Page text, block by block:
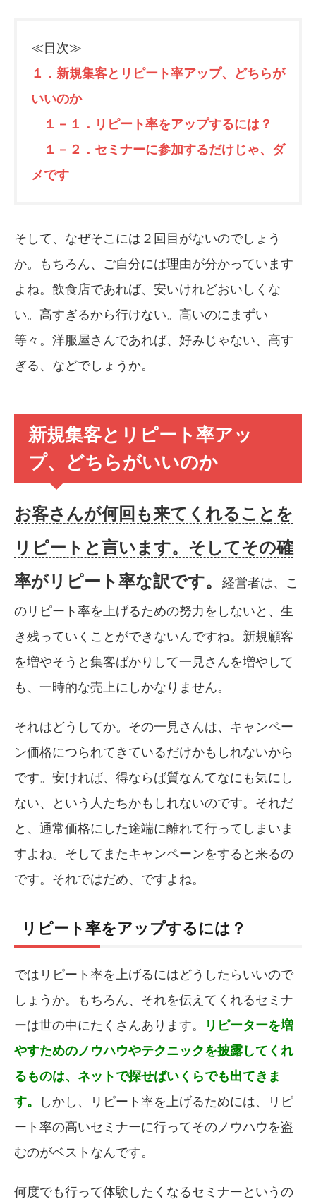
≪目次≫
１．新規集客とリピート率アップ、どちらが
いいのか
１－１．リピート率をアップするには？
１－２．セミナーに参加するだけじゃ、ダ
メです
そして、なぜそこには２回目がないのでしょう
か。もちろん、ご自分には理由が分かっています
よね。飲食店であれば、安いけれどおいしくな
い。高すぎるから行けない。高いのにまずい
等々。洋服屋さんであれば、好みじゃない、高す
ぎる、などでしょうか。
新規集客とリピート率アッ
プ、どちらがいいのか
お客さんが何回も来てくれることを
リピートと言います。そしてその確
率がリピート率な訳です。
経営者は、こ
のリピート率を上げるための努力をしないと、生
き残っていくことができないんですね。新規顧客
を増やそうと集客ばかりして一見さんを増やして
も、一時的な売上にしかなりません。
それはどうしてか。その一見さんは、キャンペー
ン価格につられてきているだけかもしれないから
です。安ければ、得ならば質なんてなにも気にし
ない、という人たちかもしれないのです。それだ
と、通常価格にした途端に離れて行ってしまいま
すよね。そしてまたキャンペーンをすると来るの
です。それではだめ、ですよね。
リピート率をアップするには？
ではリピート率を上げるにはどうしたらいいので
しょうか。もちろん、それを伝えてくれるセミナ
ーは世の中にたくさんあります。
リピーターを増
やすためのノウハウやテクニックを披露してくれ
るものは、ネットで探せばいくらでも出てきま
す。
しかし、リピート率を上げるためには、リピ
ート率の高いセミナーに行ってそのノウハウを盗
むのがベストなんです。
何度でも行って体験したくなるセミナーというの